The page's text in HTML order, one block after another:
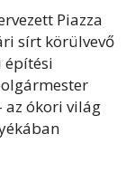
Piazza
sírt körülvevő
építési
az ókori világ